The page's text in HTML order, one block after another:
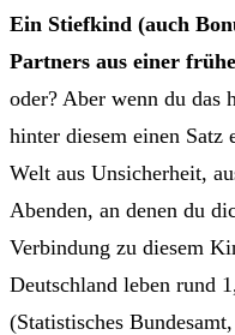
Ein Stiefkind (auch
Partners aus einer
oder? Aber wenn du das
hinter diesem einen
Welt aus Unsicherheit,
Abenden, an denen du
Verbindung zu diesem
Deutschland leben rund
(Statistisches